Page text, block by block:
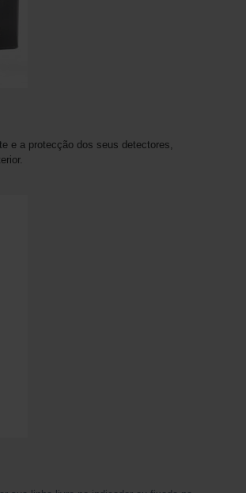
e a protecção dos seus detectores,